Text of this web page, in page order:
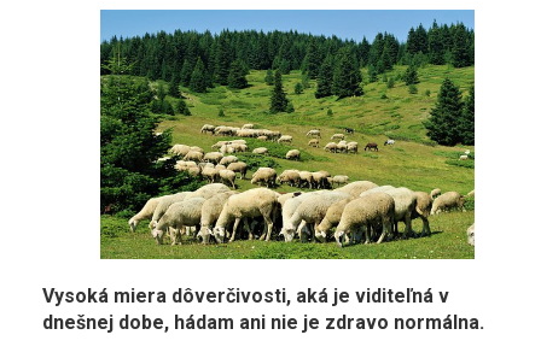
Vysoká miera dôverčivosti, aká je viditeľná v
dnešnej dobe, hádam ani nie je zdravo normálna.